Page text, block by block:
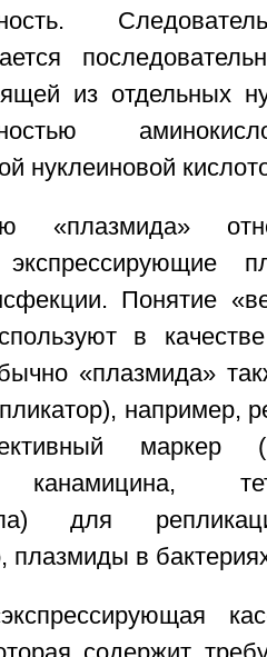
из отдельных
нуклеиновой
«плазмида»
Понятие
в
«плазмида»
например,
маркер
канамицина,
для
плазмиды в